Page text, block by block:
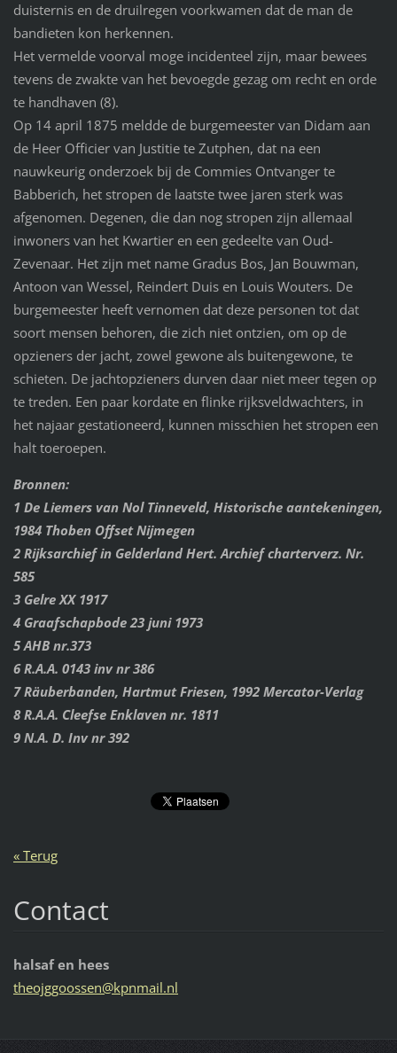
duisternis en de druilregen voorkwamen dat de man de
bandieten kon herkennen.
Het vermelde voorval moge incidenteel zijn, maar bewees
tevens de zwakte van het bevoegde gezag om recht en orde
te handhaven (8).
Op 14 april 1875 meldde de burgemeester van Didam aan
de Heer Officier van Justitie te Zutphen, dat na een
nauwkeurig onderzoek bij de Commies Ontvanger te
Babberich, het stropen de laatste twee jaren sterk was
afgenomen. Degenen, die dan nog stropen zijn allemaal
inwoners van het Kwartier en een gedeelte van Oud-
Zevenaar. Het zijn met name Gradus Bos, Jan Bouwman,
Antoon van Wessel, Reindert Duis en Louis Wouters. De
burgemeester heeft vernomen dat deze personen tot dat
soort mensen behoren, die zich niet ontzien, om op de
opzieners der jacht, zowel gewone als buitengewone, te
schieten. De jachtopzieners durven daar niet meer tegen op
te treden. Een paar kordate en flinke rijksveldwachters, in
het najaar gestationeerd, kunnen misschien het stropen een
halt toeroepen.
Bronnen:
1 De Liemers van Nol Tinneveld, Historische aantekeningen,
1984 Thoben Offset Nijmegen
2 Rijksarchief in Gelderland Hert. Archief charterverz. Nr.
585
3 Gelre XX 1917
4 Graafschapbode 23 juni 1973
5 AHB nr.373
6 R.A.A. 0143 inv nr 386
7 Räuberbanden, Hartmut Friesen, 1992 Mercator-Verlag
8 R.A.A. Cleefse Enklaven nr. 1811
9 N.A. D. Inv nr 392
« Terug
Contact
halsaf en hees
theojggoossen@kpnmail.nl